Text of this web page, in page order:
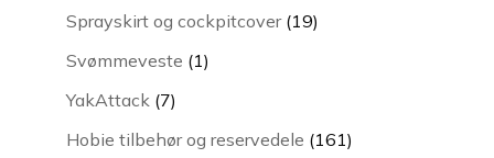
vare
Sprayskirt og cockpitcover 1919
Svømmeveste 11
YakAttack 77
Hobie tilbehør og reservedele 161161